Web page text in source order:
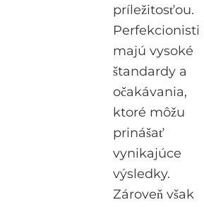
príležitosťou.
Perfekcionisti
majú vysoké
štandardy a
očakávania,
ktoré môžu
prinášať
vynikajúce
výsledky.
Zároveň však